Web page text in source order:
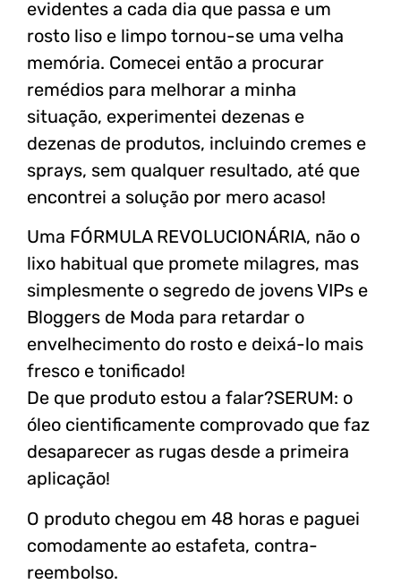
evidentes a cada dia que passa e um
rosto liso e limpo tornou-se uma velha
memória. Comecei então a procurar
remédios para melhorar a minha
situação, experimentei dezenas e
dezenas de produtos, incluindo cremes e
sprays, sem qualquer resultado, até que
encontrei a solução por mero acaso!
Uma FÓRMULA REVOLUCIONÁRIA, não o
lixo habitual que promete milagres, mas
simplesmente o segredo de jovens VIPs e
Bloggers de Moda para retardar o
envelhecimento do rosto e deixá-lo mais
fresco e tonificado!
De que produto estou a falar?SERUM: o
óleo cientificamente comprovado que faz
desaparecer as rugas desde a primeira
aplicação!
O produto chegou em 48 horas e paguei
comodamente ao estafeta, contra-
reembolso.